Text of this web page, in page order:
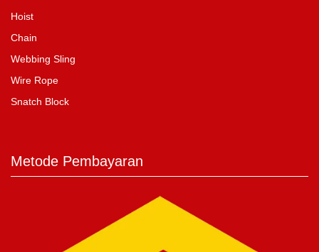
Hoist
Chain
Webbing Sling
Wire Rope
Snatch Block
Metode Pembayaran